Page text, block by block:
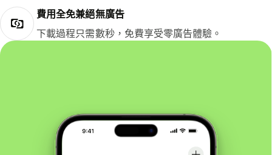
費用全免兼絕無廣告
下載過程只需數秒，免費享受零廣告體驗。